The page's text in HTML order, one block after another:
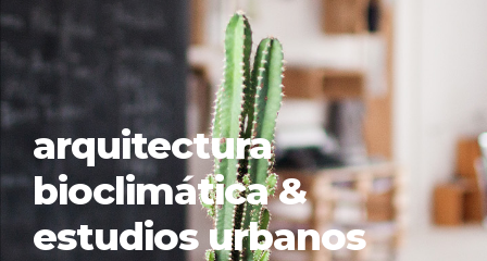
arquitectura
bioclimática &
estudios urbanos